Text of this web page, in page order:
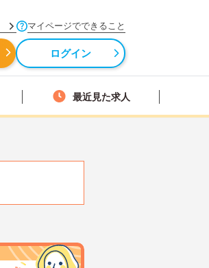
マイページでできること
ログイン
最近見た求人